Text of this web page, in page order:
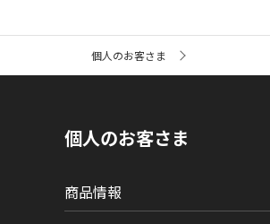
ト
個人のお客さま
個人のお客さま
商品情報